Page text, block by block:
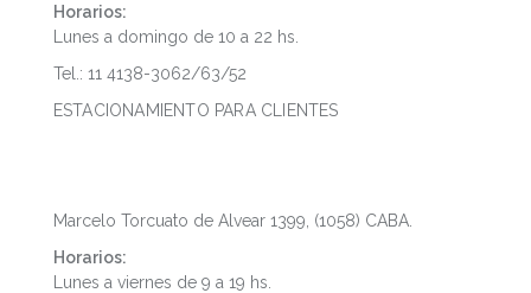
Horarios:
Lunes a domingo de 10 a 22 hs.
Tel.: 11 4138-3062/63/52
ESTACIONAMIENTO PARA CLIENTES
Marcelo Torcuato de Alvear 1399, (1058) CABA.
Horarios:
Lunes a viernes de 9 a 19 hs.